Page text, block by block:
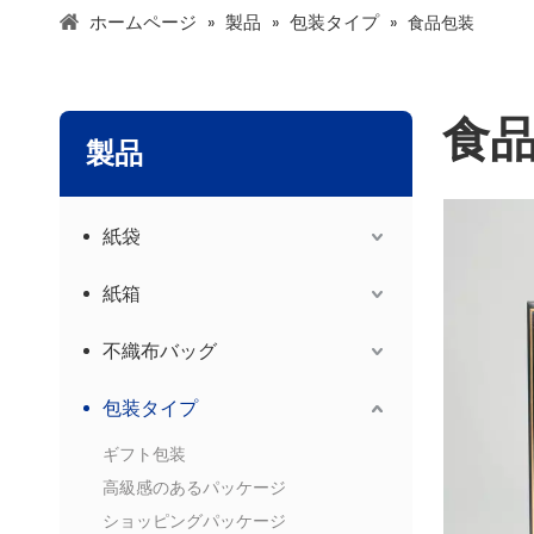
ホームページ » 製品 » 包装タイプ » 食品包装
製品
紙袋
紙箱
不織布バッグ
包装タイプ
ギフト包装
高級感のあるパッケージ
ショッピングパッケージ
食